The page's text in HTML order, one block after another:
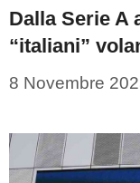
Dalla Serie A
“italiani”
8 Novembre